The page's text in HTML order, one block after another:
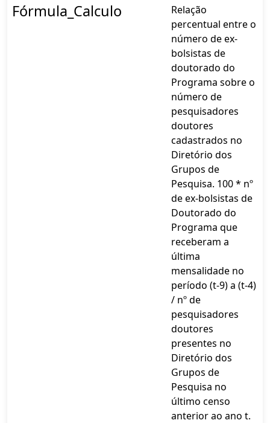
Fórmula_Calculo
Relação
percentual entre o
número de ex-
bolsistas de
doutorado do
Programa sobre o
número de
pesquisadores
doutores
cadastrados no
Diretório dos
Grupos de
Pesquisa. 100 * nº
de ex-bolsistas de
Doutorado do
Programa que
receberam a
última
mensalidade no
período (t-9) a (t-4)
/ nº de
pesquisadores
doutores
presentes no
Diretório dos
Grupos de
Pesquisa no
último censo
anterior ao ano t.